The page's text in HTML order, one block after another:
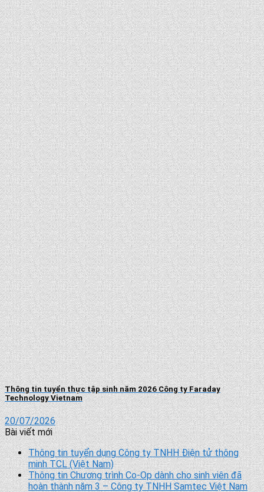
Thông tin tuyển thực tập sinh năm 2026 Công ty Faraday
Technology Vietnam
20/07/2026
Bài viết mới
Thông tin tuyển dụng Công ty TNHH Điện tử thông
minh TCL (Việt Nam)
Thông tin Chương trình Co-Op dành cho sinh viên đã
hoàn thành năm 3 – Công ty TNHH Samtec Việt Nam